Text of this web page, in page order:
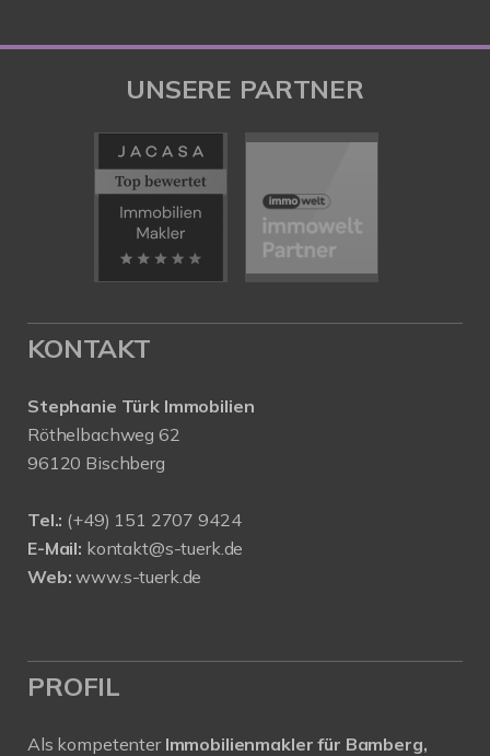
UNSERE PARTNER
KONTAKT
Stephanie Türk Immobilien
Röthelbachweg 62
96120 Bischberg
Tel.: (+49) 151 2707 9424
E-Mail: kontakt@s-tuerk.de
Web: www.s-tuerk.de
PROFIL
Als kompetenter Immobilienmakler für Bamberg,